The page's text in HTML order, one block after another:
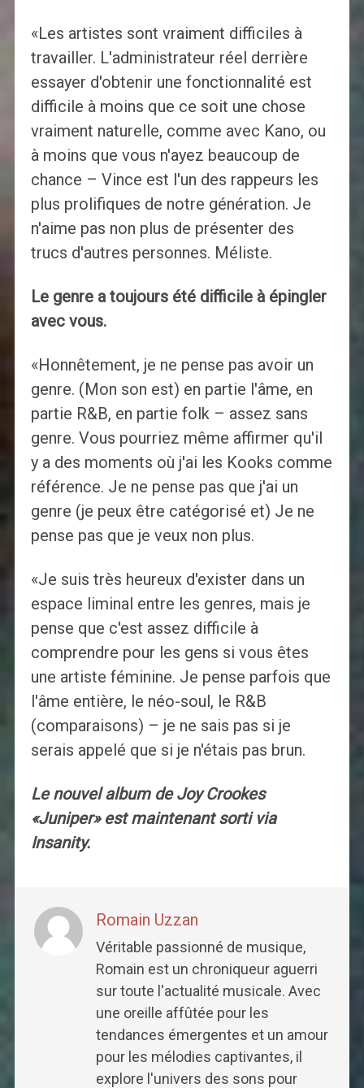
«Les artistes sont vraiment difficiles à
travailler. L'administrateur réel derrière
essayer d'obtenir une fonctionnalité est
difficile à moins que ce soit une chose
vraiment naturelle, comme avec Kano, ou
à moins que vous n'ayez beaucoup de
chance – Vince est l'un des rappeurs les
plus prolifiques de notre génération. Je
n'aime pas non plus de présenter des
trucs d'autres personnes. Méliste.
Le genre a toujours été difficile à épingler
avec vous.
«Honnêtement, je ne pense pas avoir un
genre. (Mon son est) en partie l'âme, en
partie R&B, en partie folk – assez sans
genre. Vous pourriez même affirmer qu'il
y a des moments où j'ai les Kooks comme
référence. Je ne pense pas que j'ai un
genre (je peux être catégorisé et) Je ne
pense pas que je veux non plus.
«Je suis très heureux d'exister dans un
espace liminal entre les genres, mais je
pense que c'est assez difficile à
comprendre pour les gens si vous êtes
une artiste féminine. Je pense parfois que
l'âme entière, le néo-soul, le R&B
(comparaisons) – je ne sais pas si je
serais appelé que si je n'étais pas brun.
Le nouvel album de Joy Crookes
«Juniper» est maintenant sorti via
Insanity.
Romain Uzzan
Véritable passionné de musique,
Romain est un chroniqueur aguerri
sur toute l'actualité musicale. Avec
une oreille affûtée pour les
tendances émergentes et un amour
pour les mélodies captivantes, il
explore l'univers des sons pour